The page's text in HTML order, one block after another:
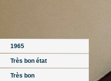
1965
Très bon état
Très bon